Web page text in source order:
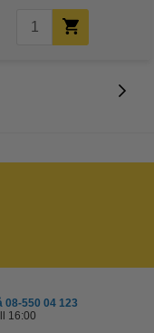
08-550 04 123
16:00